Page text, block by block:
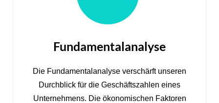
Fundamentalanalyse
Die Fundamentalanalyse verschärft unseren
Durchblick für die Geschäftszahlen eines
Unternehmens. Die ökonomischen Faktoren